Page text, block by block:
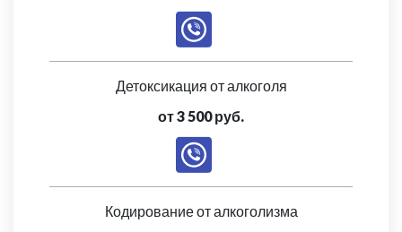
Детоксикация от алкоголя
от 3 500 руб.
Кодирование от алкоголизма